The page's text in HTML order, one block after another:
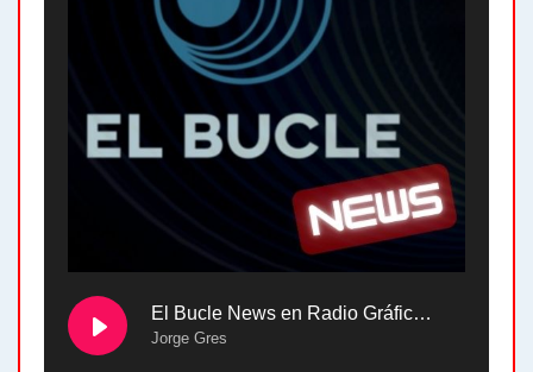
El Bucle News en Radio Gráfica. Bloque 2 . 28.04.24
Jorge Gres